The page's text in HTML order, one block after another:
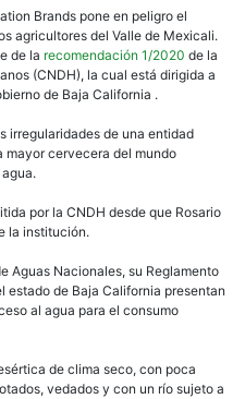
Brands pone en peligro el
agricultores del Valle de Mexicali.
de la recomendación 1/2020 de la
(CNDH), la cual está dirigida a
de Baja California .
irregularidades de una entidad
mayor cervecera del mundo
por la CNDH desde que Rosario
la institución.
Aguas Nacionales, su Reglamento
estado de Baja California presentan
al agua para el consumo
de clima seco, con poca
vedados y con un río sujeto a